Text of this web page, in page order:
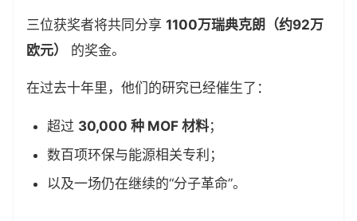
三位获奖者将共同分享 1100万瑞典克朗（约92万
欧元）
的奖金。
在过去十年里，他们的研究已经催生了：
超过 30,000 种 MOF 材料；
数百项环保与能源相关专利；
以及一场仍在继续的“分子革命”。